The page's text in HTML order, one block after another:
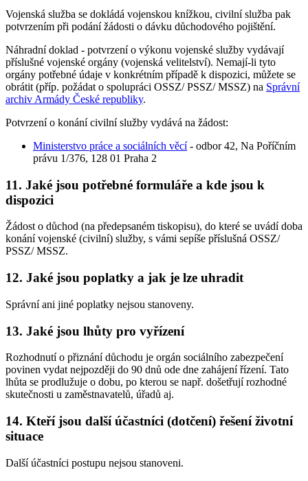
Vojenská služba se dokládá vojenskou knížkou, civilní služba pak
potvrzením při podání žádosti o dávku důchodového pojištění.
Náhradní doklad - potvrzení o výkonu vojenské služby vydávají
příslušné vojenské orgány (vojenská velitelství). Nemají-li tyto
orgány potřebné údaje v konkrétním případě k dispozici, můžete se
obrátit (příp. požádat o spolupráci OSSZ/ PSSZ/ MSSZ) na Správní
archiv Armády České republiky.
Potvrzení o konání civilní služby vydává na žádost:
Ministerstvo práce a sociálních věcí- odbor 42, Na Poříčním
právu 1/376, 128 01 Praha 2
11. Jaké jsou potřebné formuláře a kde jsou k
dispozici
Žádost o důchod (na předepsaném tiskopisu), do které se uvádí doba
konání vojenské (civilní) služby, s vámi sepíše příslušná OSSZ/
PSSZ/ MSSZ.
12. Jaké jsou poplatky a jak je lze uhradit
Správní ani jiné poplatky nejsou stanoveny.
13. Jaké jsou lhůty pro vyřízení
Rozhodnutí o přiznání důchodu je orgán sociálního zabezpečení
povinen vydat nejpozději do 90 dnů ode dne zahájení řízení. Tato
lhůta se prodlužuje o dobu, po kterou se např. došetřují rozhodné
skutečnosti u zaměstnavatelů, úřadů aj.
14. Kteří jsou další účastníci (dotčení) řešení životní
situace
Další účastníci postupu nejsou stanoveni.